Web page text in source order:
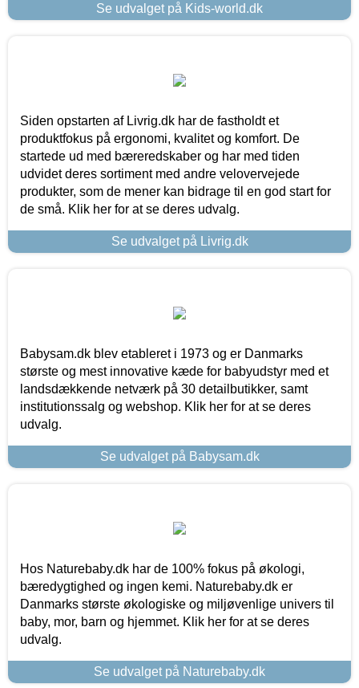
Se udvalget på Kids-world.dk
Siden opstarten af Livrig.dk har de fastholdt et
produktfokus på ergonomi, kvalitet og komfort. De
startede ud med bæreredskaber og har med tiden
udvidet deres sortiment med andre velovervejede
produkter, som de mener kan bidrage til en god start for
de små. Klik her for at se deres udvalg.
Se udvalget på Livrig.dk
Babysam.dk blev etableret i 1973 og er Danmarks
største og mest innovative kæde for babyudstyr med et
landsdækkende netværk på 30 detailbutikker, samt
institutionssalg og webshop. Klik her for at se deres
udvalg.
Se udvalget på Babysam.dk
Hos Naturebaby.dk har de 100% fokus på økologi,
bæredygtighed og ingen kemi. Naturebaby.dk er
Danmarks største økologiske og miljøvenlige univers til
baby, mor, barn og hjemmet. Klik her for at se deres
udvalg.
Se udvalget på Naturebaby.dk